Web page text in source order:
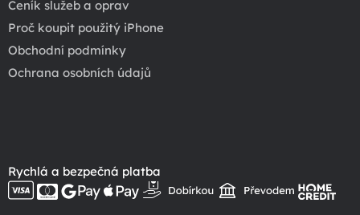
Ceník služeb a oprav
Proč koupit použitý iPhone
Obchodní podmínky
Ochrana osobních údajů
Rychlá a bezpečná platba